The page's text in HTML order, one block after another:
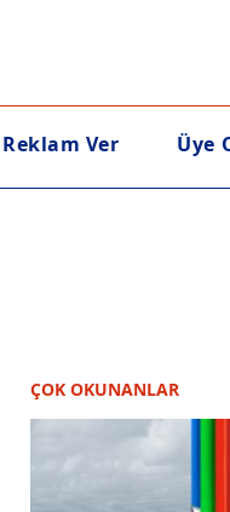
Reklam Ver Üye
ÇOK OKUNANLAR